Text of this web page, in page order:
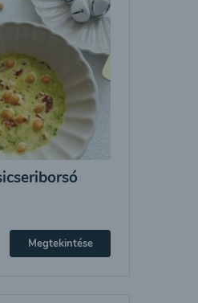
Megtekintése